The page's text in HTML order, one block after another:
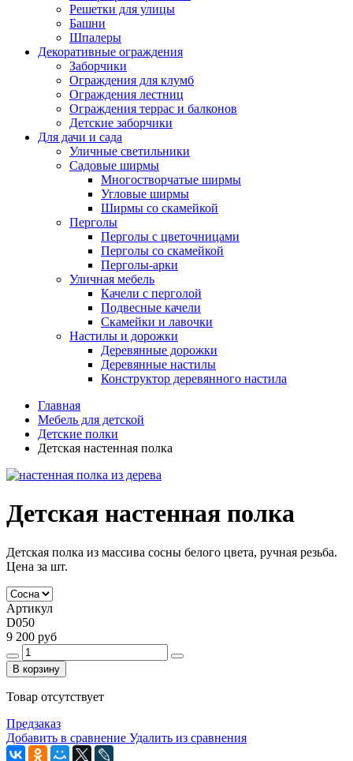
Решетки для улицы
Башни
Шпалеры
Декоративные ограждения
Заборчики
Ограждения для клумб
Ограждения лестниц
Ограждения террас и балконов
Детские заборчики
Для дачи и сада
Уличные светильники
Садовые ширмы
Многостворчатые ширмы
Угловые ширмы
Ширмы со скамейкой
Перголы
Перголы с цветочницами
Перголы со скамейкой
Перголы-арки
Уличная мебель
Качели с перголой
Подвесные качели
Скамейки и лавочки
Настилы и дорожки
Деревянные дорожки
Деревянные настилы
Конструктор деревянного настила
Главная
Мебель для детской
Детские полки
Детская настенная полка
Детская настенная полка
Детская полка из массива сосны белого цвета, ручная резьба.
Цена за шт.
Артикул
D050
9 200 руб
В корзину
Товар отсутствует
Предзаказ
Добавить в сравнение Удалить из сравнения